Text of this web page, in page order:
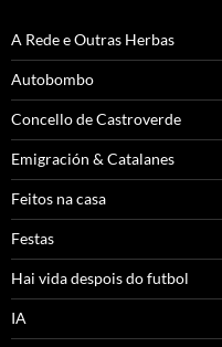
A Rede e Outras Herbas
Autobombo
Concello de Castroverde
Emigración & Catalanes
Feitos na casa
Festas
Hai vida despois do futbol
IA